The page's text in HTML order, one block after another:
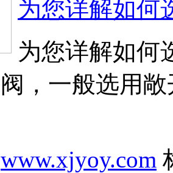
为您详解如何
为您详解如何
，一般选用
www.xjyoy.com